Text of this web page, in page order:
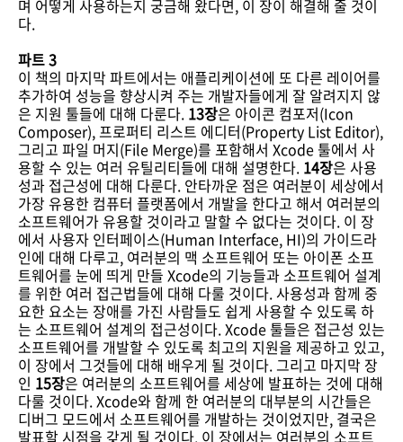
며 어떻게 사용하는지 궁금해 왔다면, 이 장이 해결해 줄 것이
다.
파트 3
이 책의 마지막 파트에서는 애플리케이션에 또 다른 레이어를
추가하여 성능을 향상시켜 주는 개발자들에게 잘 알려지지 않
은 지원 툴들에 대해 다룬다. 13장은 아이콘 컴포저(Icon
Composer), 프로퍼티 리스트 에디터(Property List Editor),
그리고 파일 머지(File Merge)를 포함해서 Xcode 툴에서 사
용할 수 있는 여러 유틸리티들에 대해 설명한다. 14장은 사용
성과 접근성에 대해 다룬다. 안타까운 점은 여러분이 세상에서
가장 유용한 컴퓨터 플랫폼에서 개발을 한다고 해서 여러분의
소프트웨어가 유용할 것이라고 말할 수 없다는 것이다. 이 장
에서 사용자 인터페이스(Human Interface, HI)의 가이드라
인에 대해 다루고, 여러분의 맥 소프트웨어 또는 아이폰 소프
트웨어를 눈에 띄게 만들 Xcode의 기능들과 소프트웨어 설계
를 위한 여러 접근법들에 대해 다룰 것이다. 사용성과 함께 중
요한 요소는 장애를 가진 사람들도 쉽게 사용할 수 있도록 하
는 소프트웨어 설계의 접근성이다. Xcode 툴들은 접근성 있는
소프트웨어를 개발할 수 있도록 최고의 지원을 제공하고 있고,
이 장에서 그것들에 대해 배우게 될 것이다. 그리고 마지막 장
인 15장은 여러분의 소프트웨어를 세상에 발표하는 것에 대해
다룰 것이다. Xcode와 함께 한 여러분의 대부분의 시간들은
디버그 모드에서 소프트웨어를 개발하는 것이었지만, 결국은
발표할 시점을 갖게 될 것이다. 이 장에서는 여러분의 소프트